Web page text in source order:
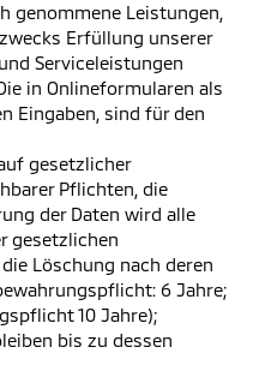
genommene Leistungen,
Erfüllung unserer
Serviceleistungen
in Onlineformularen als
Eingaben, sind für den
gesetzlicher
Pflichten, die
der Daten wird alle
gesetzlichen
Löschung nach deren
6 Jahre;
10 Jahre);
bis zu dessen